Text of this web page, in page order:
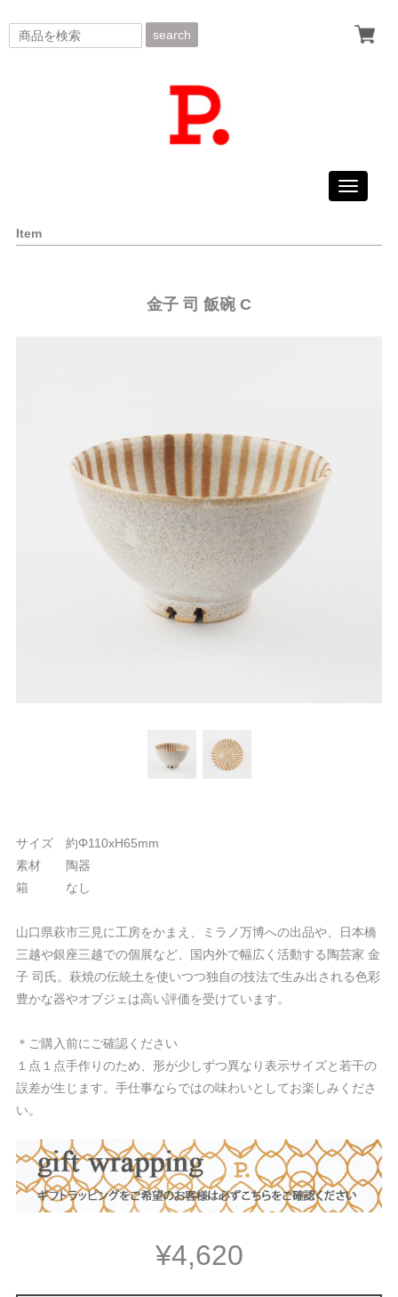
search
Toggle
Item
金子 司 飯碗 C
サイズ 約Φ110xH65mm
素材 陶器
箱 なし
山口県萩市三見に工房をかまえ、ミラノ万博への出品や、日本橋
三越や銀座三越での個展など、国内外で幅広く活動する陶芸家 金
子 司氏。萩焼の伝統土を使いつつ独自の技法で生み出される色彩
豊かな器やオブジェは高い評価を受けています。
＊ご購入前にご確認ください
１点１点手作りのため、形が少しずつ異なり表示サイズと若干の
誤差が生じます。手仕事ならではの味わいとしてお楽しみくださ
い。
¥4,620